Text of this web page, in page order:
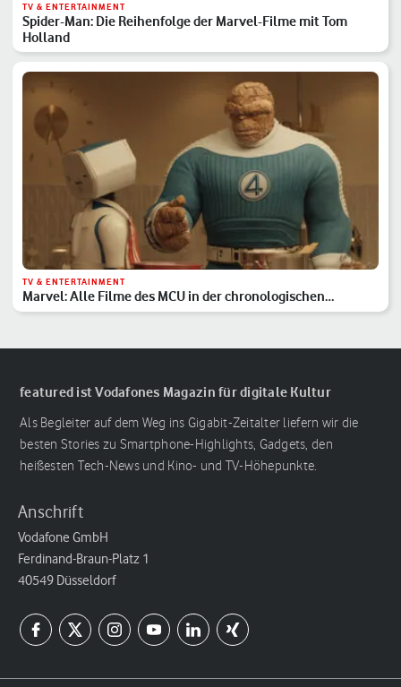
TV & ENTERTAINMENT
Spider-Man: Die Reihenfolge der Marvel-Filme mit Tom
Holland
TV & ENTERTAINMENT
Marvel: Alle Filme des MCU in der chronologischen
Reihenfolge
featured ist Vodafones Magazin für digitale Kultur
Als Begleiter auf dem Weg ins Gigabit-Zeitalter liefern wir die
besten Stories zu Smartphone-Highlights, Gadgets, den
heißesten Tech-News und Kino- und TV-Höhepunkte.
Anschrift
Vodafone GmbH
Ferdinand-Braun-Platz 1
40549 Düsseldorf